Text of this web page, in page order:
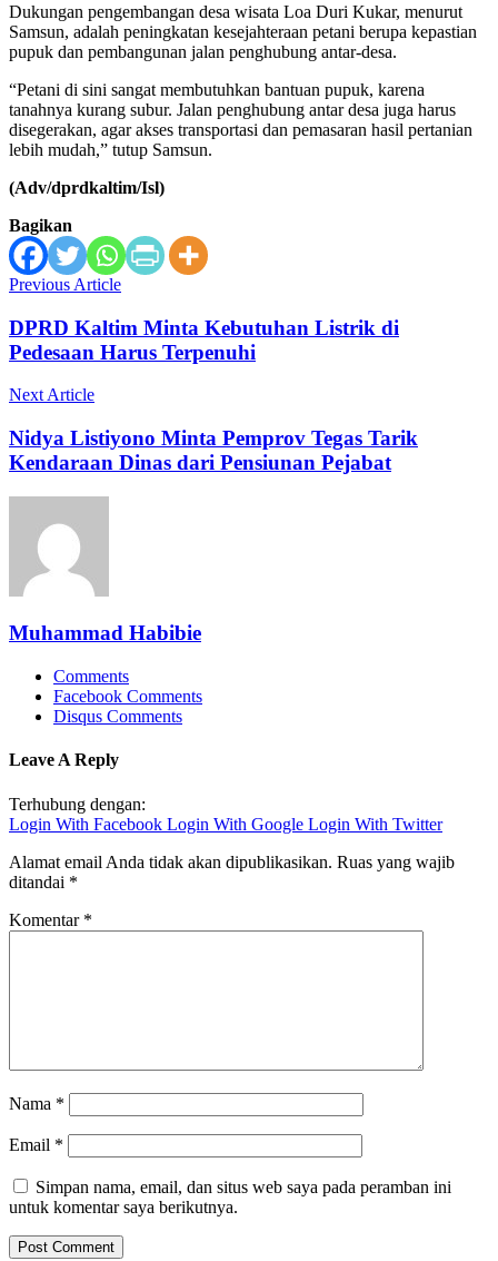
Dukungan pengembangan desa wisata Loa Duri Kukar, menurut
Samsun, adalah peningkatan kesejahteraan petani berupa kepastian
pupuk dan pembangunan jalan penghubung antar-desa.
“Petani di sini sangat membutuhkan bantuan pupuk, karena
tanahnya kurang subur. Jalan penghubung antar desa juga harus
disegerakan, agar akses transportasi dan pemasaran hasil pertanian
lebih mudah,” tutup Samsun.
(Adv/dprdkaltim/Isl)
Bagikan
Previous Article
DPRD Kaltim Minta Kebutuhan Listrik di
Pedesaan Harus Terpenuhi
Next Article
Nidya Listiyono Minta Pemprov Tegas Tarik
Kendaraan Dinas dari Pensiunan Pejabat
Muhammad Habibie
Comments
Facebook Comments
Disqus Comments
Leave A Reply
Terhubung dengan:
Login With Facebook Login With Google Login With Twitter
Alamat email Anda tidak akan dipublikasikan. Ruas yang wajib
ditandai *
Komentar *
Nama *
Email *
Simpan nama, email, dan situs web saya pada peramban ini
untuk komentar saya berikutnya.